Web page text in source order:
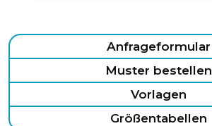
Anfrageformular
Muster bestellen
Vorlagen
Größentabellen